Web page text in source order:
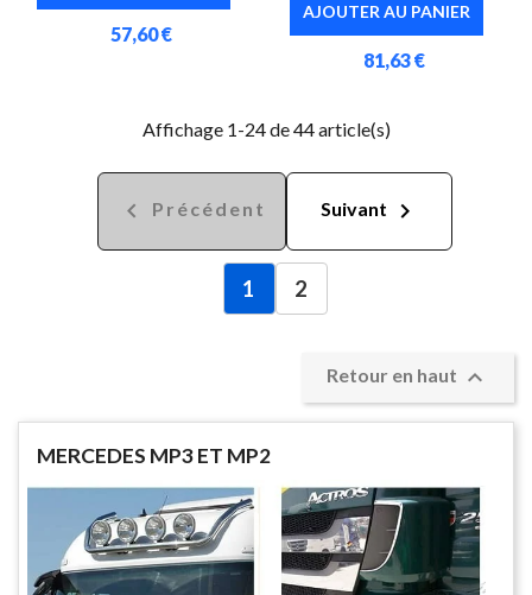
57,60 €
AJOUTER AU PANIER
81,63 €
Affichage 1-24 de 44 article(s)
 Précédent Suivant 
1 2
Retour en haut 
MERCEDES MP3 ET MP2